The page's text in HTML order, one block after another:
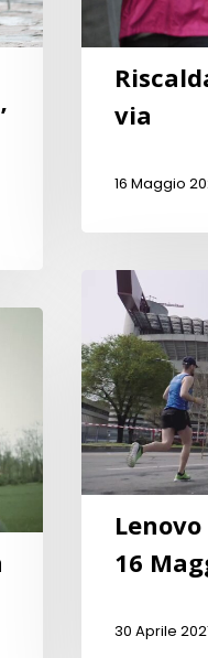
via
16 Maggio
16
30 Aprile